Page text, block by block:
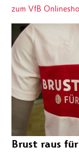
zum VfB
Brust raus